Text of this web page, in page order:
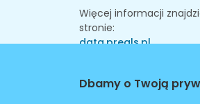
Więcej informacji
stronie:
data.preals.pl
Dbamy o Twoją